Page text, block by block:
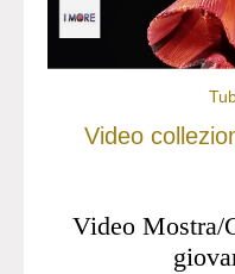
Video
Video Mostra/